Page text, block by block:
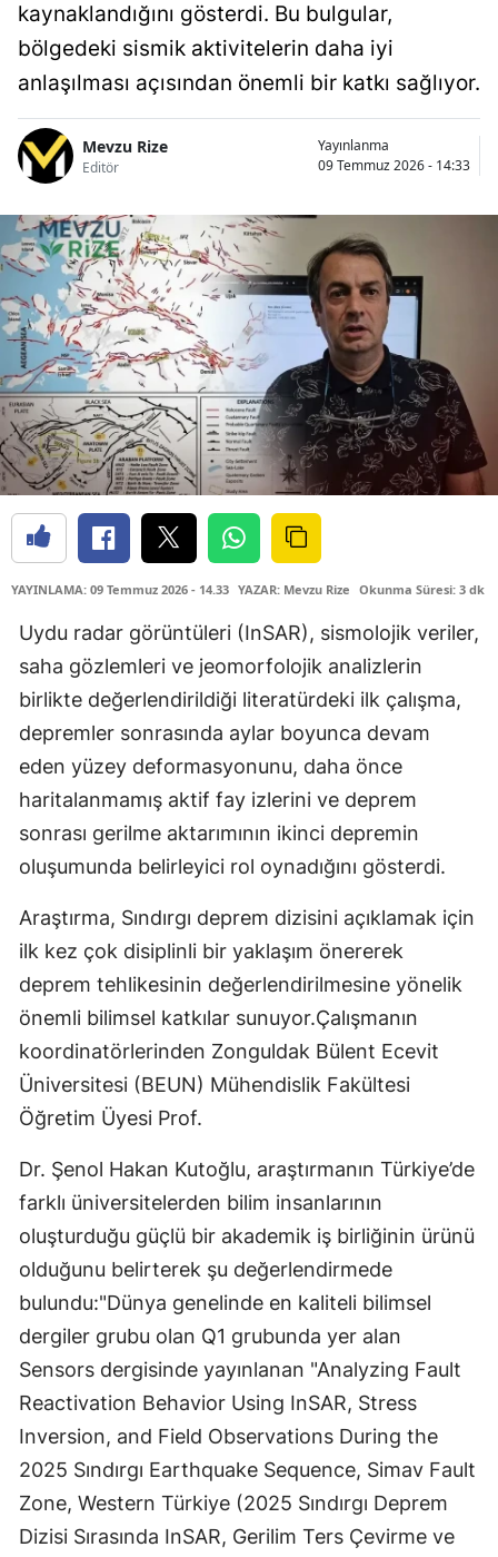
kaynaklandığını gösterdi. Bu bulgular,
bölgedeki sismik aktivitelerin daha iyi
anlaşılması açısından önemli bir katkı sağlıyor.
Mevzu Rize
Editör
Yayınlanma
09 Temmuz 2026 - 14:33
YAYINLAMA: 09 Temmuz 2026 - 14.33 YAZAR: Mevzu Rize Okunma Süresi: 3 dk
Uydu radar görüntüleri (InSAR), sismolojik veriler,
saha gözlemleri ve jeomorfolojik analizlerin
birlikte değerlendirildiği literatürdeki ilk çalışma,
depremler sonrasında aylar boyunca devam
eden yüzey deformasyonunu, daha önce
haritalanmamış aktif fay izlerini ve deprem
sonrası gerilme aktarımının ikinci depremin
oluşumunda belirleyici rol oynadığını gösterdi.
Araştırma, Sındırgı deprem dizisini açıklamak için
ilk kez çok disiplinli bir yaklaşım önererek
deprem tehlikesinin değerlendirilmesine yönelik
önemli bilimsel katkılar sunuyor.Çalışmanın
koordinatörlerinden Zonguldak Bülent Ecevit
Üniversitesi (BEUN) Mühendislik Fakültesi
Öğretim Üyesi Prof.
Dr. Şenol Hakan Kutoğlu, araştırmanın Türkiye’de
farklı üniversitelerden bilim insanlarının
oluşturduğu güçlü bir akademik iş birliğinin ürünü
olduğunu belirterek şu değerlendirmede
bulundu:"Dünya genelinde en kaliteli bilimsel
dergiler grubu olan Q1 grubunda yer alan
Sensors dergisinde yayınlanan "Analyzing Fault
Reactivation Behavior Using InSAR, Stress
Inversion, and Field Observations During the
2025 Sındırgı Earthquake Sequence, Simav Fault
Zone, Western Türkiye (2025 Sındırgı Deprem
Dizisi Sırasında InSAR, Gerilim Ters Çevirme ve